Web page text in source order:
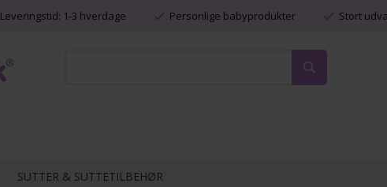
Leveringstid: 1-3 hverdage Personlige babyprodukter Stort
SUTTER & SUTTETILBEHØR